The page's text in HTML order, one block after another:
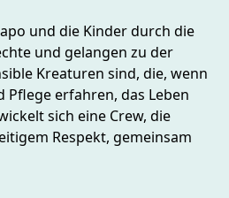
und die Kinder durch die
und gelangen zu der
Kreaturen sind, die, wenn
erfahren, das Leben
sich eine Crew, die
Respekt, gemeinsam